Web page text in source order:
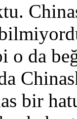
o da
bir